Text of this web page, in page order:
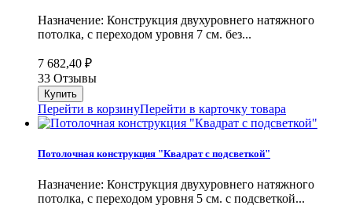
Назначение: Конструкция двухуровнего натяжного
потолка, с переходом уровня 7 см. без...
7 682,40 ₽
33 Отзывы
Перейти в корзинуПерейти в карточку товара
Потолочная конструкция "Квадрат с подсветкой"
Назначение: Конструкция двухуровнего натяжного
потолка, с переходом уровня 5 см. с подсветкой...